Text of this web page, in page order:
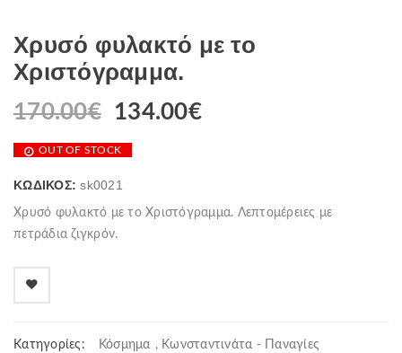
Χρυσό φυλακτό με το
Χριστόγραμμα.
170.00€ 134.00€
OUT OF STOCK
ΚΩΔΙΚΌΣ:sk0021
Χρυσό φυλακτό με το Χριστόγραμμα. Λεπτομέρειες με
πετράδια ζιγκρόν.
Κατηγορίες: Κόσμημα , Κωνσταντινάτα - Παναγίες